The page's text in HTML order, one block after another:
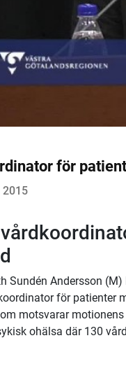
för
2015
Sundén Andersson
för patienter
motsvarar
ohälsa där 130